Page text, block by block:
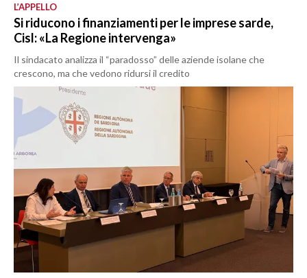
L’APPELLO
Si riducono i finanziamenti per le imprese sarde,
Cisl: «La Regione intervenga»
Il sindacato analizza il “paradosso” delle aziende isolane che
crescono, ma che vedono ridursi il credito